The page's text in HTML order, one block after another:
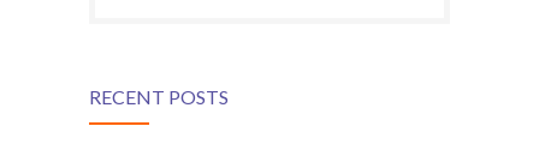
RECENT POSTS